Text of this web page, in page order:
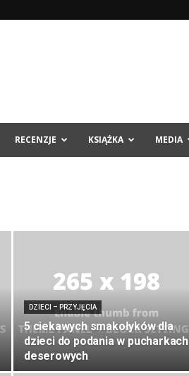
RECENZJE KSIĄŻKA MEDIA
DZIECI – PRZYJĘCIA
5 ciekawych smakołyków dla
dzieci do podania w pucharkach
deserowych